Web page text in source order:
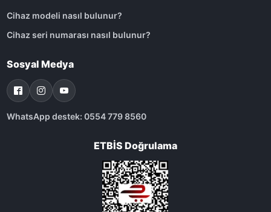
Cihaz modeli nasıl bulunur?
Cihaz seri numarası nasıl bulunur?
Sosyal Medya
WhatsApp destek: 0554 779 8560
ETBİS Doğrulama